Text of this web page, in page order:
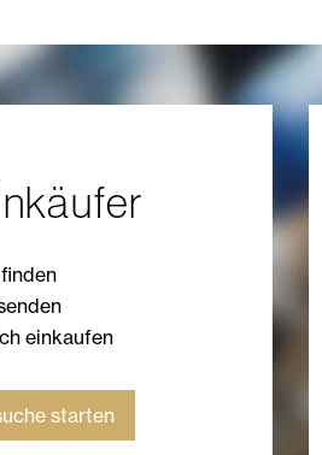
einkaufen
starten